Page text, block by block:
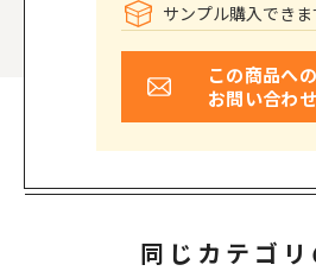
サンプル購入できま
この商品への
お問い合わせ
同じカテゴ